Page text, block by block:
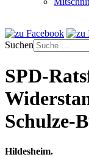
Suchen
SPD-
Schulze-
Hildesheim.